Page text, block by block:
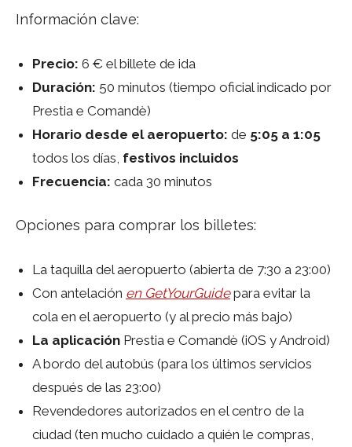
Información clave:
Precio: 6 € el billete de ida
Duración: 50 minutos (tiempo oficial indicado por
Prestia e Comandè)
Horario desde el aeropuerto: de 5:05 a 1:05
todos los días, festivos incluidos
Frecuencia: cada 30 minutos
Opciones para comprar los billetes:
La taquilla del aeropuerto (abierta de 7:30 a 23:00)
Con antelación en GetYourGuidepara evitar la
cola en el aeropuerto (y al precio más bajo)
La aplicación Prestia e Comandè (iOS y Android)
A bordo del autobús (para los últimos servicios
después de las 23:00)
Revendedores autorizados en el centro de la
ciudad (ten mucho cuidado a quién le compras,